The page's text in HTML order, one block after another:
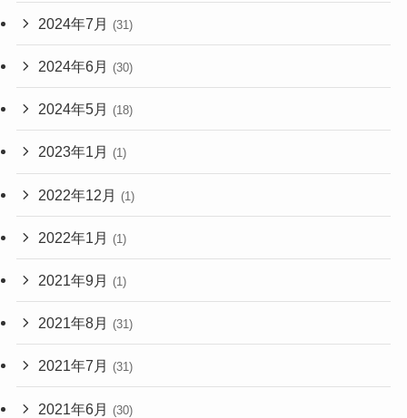
2024年7月 (31)
2024年6月 (30)
2024年5月 (18)
2023年1月 (1)
2022年12月 (1)
2022年1月 (1)
2021年9月 (1)
2021年8月 (31)
2021年7月 (31)
2021年6月 (30)